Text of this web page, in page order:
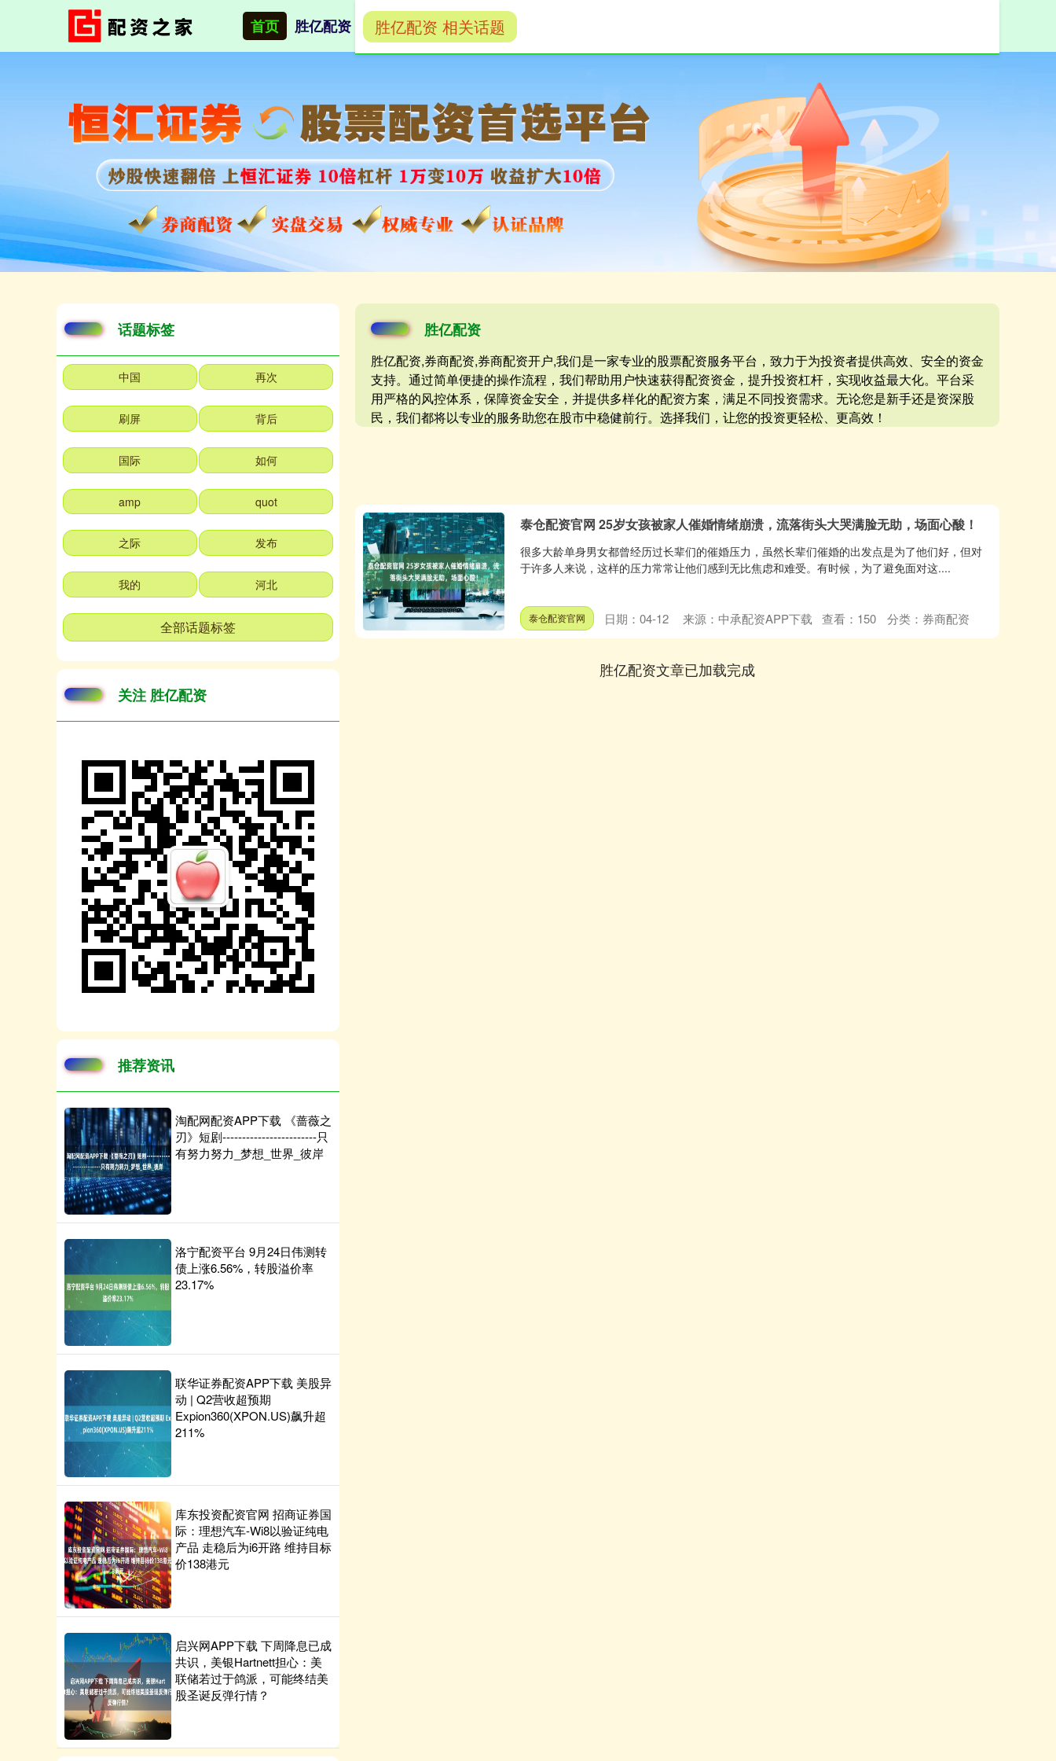
首页 胜亿配资 券商配资 券商配资开户
胜亿配资
胜亿配资,券商配资,券商配资开户,我们是一家专业的股票配资服务平台，致力于为投资者提供高效、安全的资金
支持。通过简单便捷的操作流程，我们帮助用户快速获得配资资金，提升投资杠杆，实现收益最大化。平台采
用严格的风控体系，保障资金安全，并提供多样化的配资方案，满足不同投资需求。无论您是新手还是资深股
民，我们都将以专业的服务助您在股市中稳健前行。选择我们，让您的投资更轻松、更高效！
胜亿配资 相关话题
泰仓配资官网 25岁女孩被家人催婚情绪崩溃，流落街头大哭满脸无助，场面心酸！
很多大龄单身男女都曾经历过长辈们的催婚压力，虽然长辈们催婚的出发点是为了他们好，但对
于许多人来说，这样的压力常常让他们感到无比焦虑和难受。有时候，为了避免面对这....
泰仓配资官网 日期：04-12 来源：中承配资APP下载 查看： 150 分类： 券商配资
胜亿配资文章已加载完成
话题标签
中国 再次
刷屏 背后
国际 如何
amp quot
之际 发布
我的 河北
全部话题标签
关注 胜亿配资
推荐资讯
淘配网配资APP下载 《蔷薇之
刃》短剧------------------------只
有努力努力_梦想_世界_彼岸
洛宁配资平台 9月24日伟测转
债上涨6.56%，转股溢价率
23.17%
联华证券配资APP下载 美股异
动 | Q2营收超预期
Expion360(XPON.US)飙升超
211%
库东投资配资官网 招商证券国
际：理想汽车-Wi8以验证纯电
产品 走稳后为i6开路 维持目标
价138港元
启兴网APP下载 下周降息已成
共识，美银Hartnett担心：美
联储若过于鸽派，可能终结美
股圣诞反弹行情？